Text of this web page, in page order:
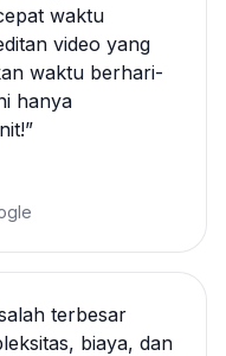
waktu
video yang
waktu berhari-
hanya
”
terbesar
biaya, dan